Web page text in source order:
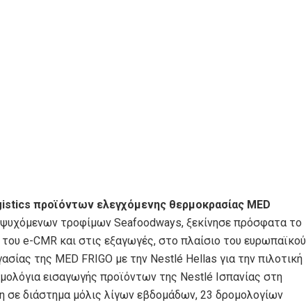
προϊόντων ελεγχόμενης θερμοκρασίας MED
τροφίμων Seafoodways, ξεκίνησε πρόσφατα το
e-CMR και στις εξαγωγές, στο πλαίσιο του ευρωπαϊκού
της MED FRIGO με την Nestlé Hellas για την πιλοτική
εισαγωγής προϊόντων της Nestlé Ισπανίας στη
διάστημα μόλις λίγων εβδομάδων, 23 δρομολογίων